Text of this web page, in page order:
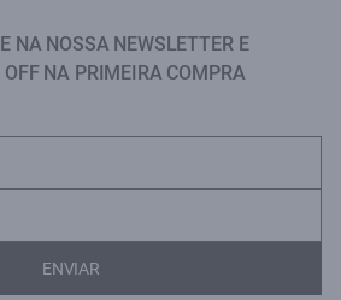
NA NOSSA NEWSLETTER E
OFF NA PRIMEIRA COMPRA
ENVIAR